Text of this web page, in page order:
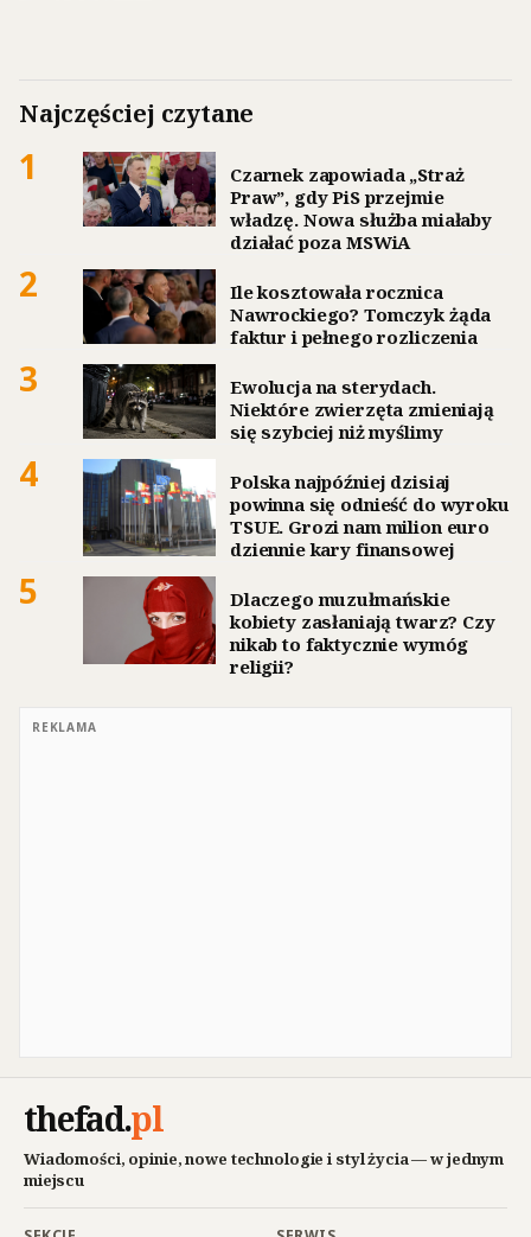
Najczęściej czytane
1
Czarnek zapowiada „Straż
Praw”, gdy PiS przejmie
władzę. Nowa służba miałaby
działać poza MSWiA
2
Ile kosztowała rocznica
Nawrockiego? Tomczyk żąda
faktur i pełnego rozliczenia
3
Ewolucja na sterydach.
Niektóre zwierzęta zmieniają
się szybciej niż myślimy
4
Polska najpóźniej dzisiaj
powinna się odnieść do wyroku
TSUE. Grozi nam milion euro
dziennie kary finansowej
5
Dlaczego muzułmańskie
kobiety zasłaniają twarz? Czy
nikab to faktycznie wymóg
religii?
REKLAMA
thefad.pl
Wiadomości, opinie, nowe technologie i styl życia — w jednym
miejscu